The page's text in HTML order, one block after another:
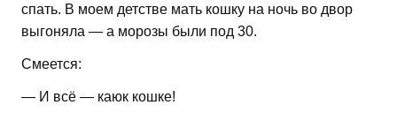
спать. В моем детстве мать кошку на ночь во двор
выгоняла — а морозы были под 30.
Смеется:
— И всё — каюк кошке!